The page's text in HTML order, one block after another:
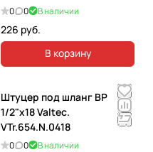
0 0 В наличии
226 руб.
В корзину
Штуцер под шланг ВР
1/2"х18 Valtec.
VTr.654.N.0418
0 0 В наличии